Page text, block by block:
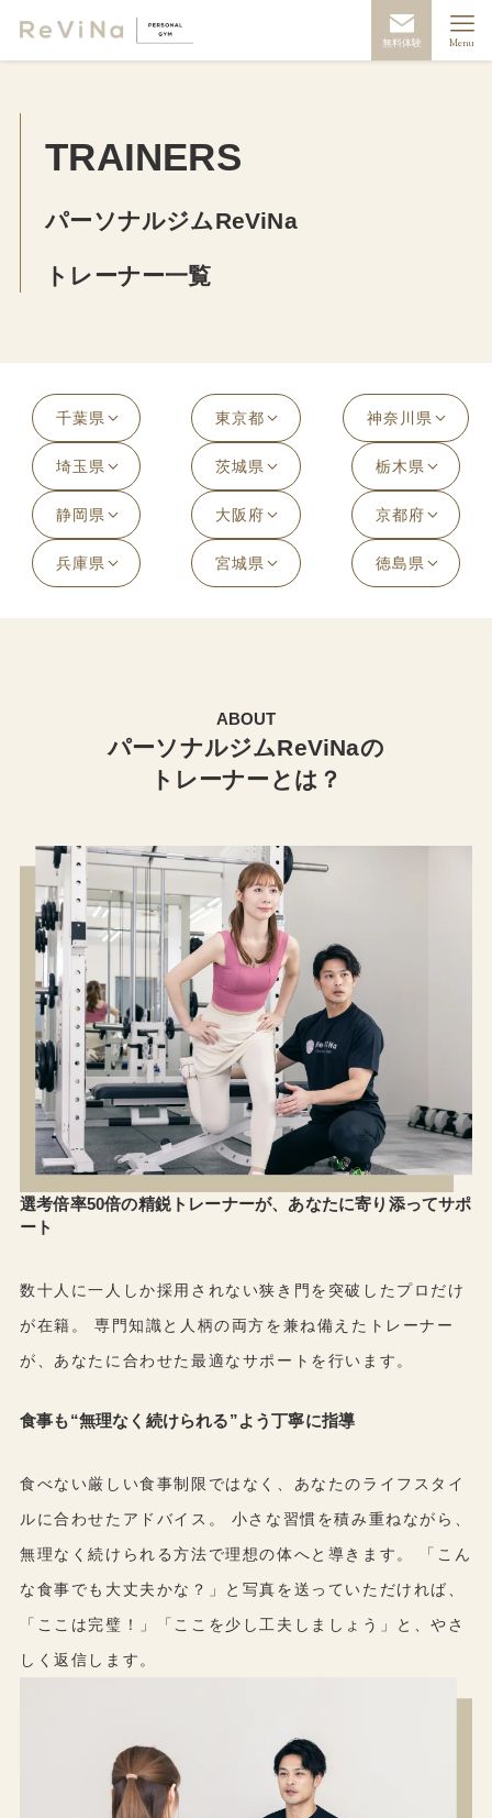
無料体験 Menu
TRAINERS
パーソナルジムReViNa
トレーナー一覧
千葉県 東京都 神奈川県
埼玉県 茨城県 栃木県
静岡県 大阪府 京都府
兵庫県 宮城県 徳島県
ABOUT
パーソナルジムReViNaの
トレーナーとは？
選考倍率50倍の精鋭トレーナーが、 あなたに寄り添ってサポ
ート
数十人に一人しか採用されない狭き門を突破したプロだけ
が在籍。 専門知識と人柄の両方を兼ね備えたトレーナー
が、あなたに合わせた最適なサポートを行います。
食事も“無理なく続けられる”よう丁寧に指導
食べない厳しい食事制限ではなく、あなたのライフスタイ
ルに合わせたアドバイス。 小さな習慣を積み重ねながら、
無理なく続けられる方法で理想の体へと導きます。 「こん
な食事でも大丈夫かな？」と写真を送っていただければ、
「ここは完璧！」「ここを少し工夫しましょう」と、やさ
しく返信します。